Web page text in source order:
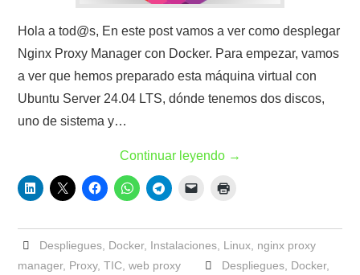
Hola a tod@s, En este post vamos a ver como desplegar
Nginx Proxy Manager con Docker. Para empezar, vamos
a ver que hemos preparado esta máquina virtual con
Ubuntu Server 24.04 LTS, dónde tenemos dos discos,
uno de sistema y…
Continuar leyendo →
Despliegues, Docker, Instalaciones, Linux, nginx proxy
manager, Proxy,TIC ,web proxy Despliegues, Docker,